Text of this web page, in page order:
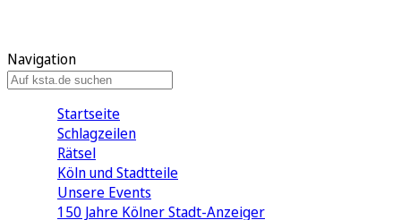
Navigation
Startseite
Schlagzeilen
Rätsel
Köln und Stadtteile
Unsere Events
150 Jahre Kölner Stadt-Anzeiger